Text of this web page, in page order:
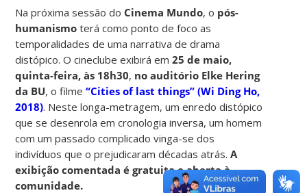
Na próxima sessão do Cinema Mundo, o pós-
humanismo terá como ponto de foco as
temporalidades de uma narrativa de drama
distópico. O cineclube exibirá em 25 de maio,
quinta-feira, às 18h30, no auditório Elke Hering
da BU, o filme“Cities of last things” (Wi Ding Ho,
2018). Neste longa-metragem, um enredo distópico
que se desenrola em cronologia inversa, um homem
com um passado complicado vinga-se dos
indivíduos que o prejudicaram décadas atrás.A
exibição comentada é gratuita e aberta à
comunidade.